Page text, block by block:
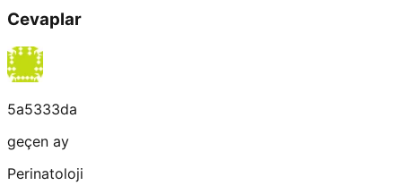
Cevaplar
5a5333da
geçen ay
Perinatoloji